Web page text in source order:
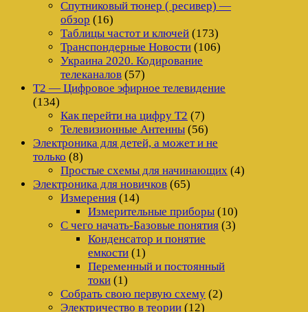
Спутниковый тюнер ( ресивер) —
обзор (16)
Таблицы частот и ключей (173)
Транспондерные Новости (106)
Украина 2020. Кодирование
телеканалов (57)
Т2 — Цифровое эфирное телевидение
(134)
Как перейти на цифру Т2 (7)
Телевизионные Антенны (56)
Электроника для детей, а может и не
только (8)
Простые схемы для начинающих (4)
Электроника для новичков (65)
Измерения (14)
Измерительные приборы (10)
С чего начать-Базовые понятия (3)
Конденсатор и понятие
емкости (1)
Переменный и постоянный
токи (1)
Собрать свою первую схему (2)
Электричество в теории (12)